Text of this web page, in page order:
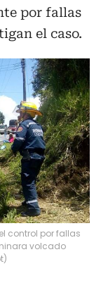
por fallas
el caso.
control por fallas
volcado
)